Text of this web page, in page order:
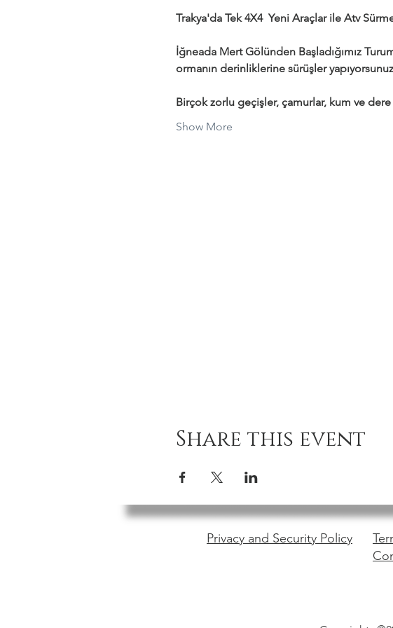
Trakya'da Tek 4X4  Yeni Araçlar ile Atv
İğneada Mert Gölünden Başladığımız
ormanın derinliklerine sürüşler
Birçok zorlu geçişler, çamurlar, kum ve
Show More
Share this event
Privacy and Security Policy